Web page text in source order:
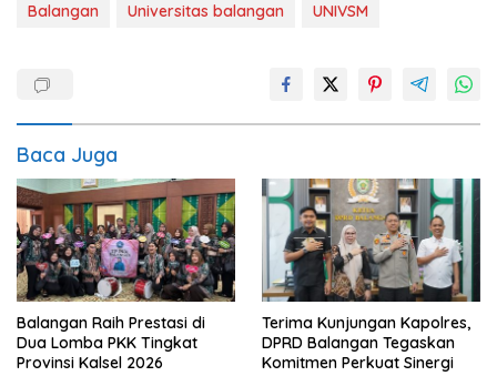
Balangan Universitas balangan UNIVSM
Baca Juga
Balangan Raih Prestasi di
Dua Lomba PKK Tingkat
Provinsi Kalsel 2026
Terima Kunjungan Kapolres,
DPRD Balangan Tegaskan
Komitmen Perkuat Sinergi